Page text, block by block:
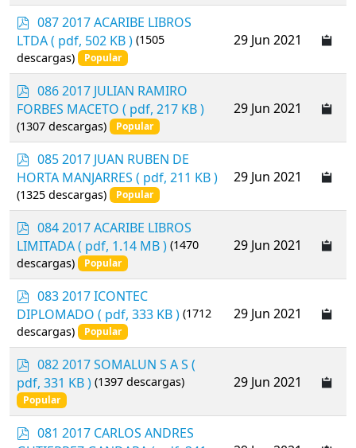
p
d
f
087 2017 ACARIBE LIBROS
LTDA( pdf, 502 KB ) (1505
descargas)
Popular
29 Jun 2021
p
d
f
086 2017 JULIAN RAMIRO
FORBES MACETO ( pdf, 217 KB )
(1307 descargas) Popular
29 Jun 2021
p
d
f
085 2017 JUAN RUBEN DE
HORTA MANJARRES ( pdf, 211 KB )
(1325 descargas) Popular
29 Jun 2021
p
d
f
084 2017 ACARIBE LIBROS
LIMITADA( pdf, 1.14 MB ) (1470
descargas)
Popular
29 Jun 2021
p
d
f
083 2017 ICONTEC
DIPLOMADO ( pdf, 333 KB ) (1712
descargas)
Popular
29 Jun 2021
p
d
f
082 2017 SOMALUN S A S (
pdf, 331 KB ) (1397 descargas)
Popular
29 Jun 2021
p081 2017 CARLOS ANDRES